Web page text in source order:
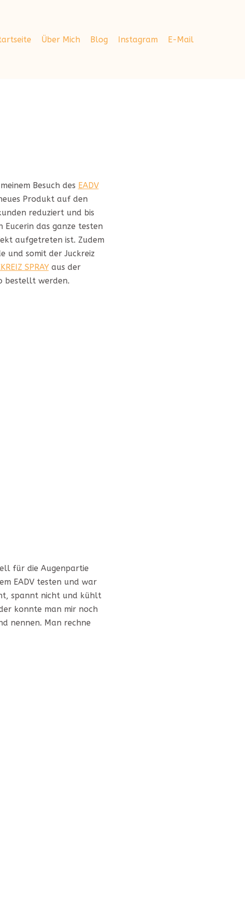
Über Mich Blog Instagram E-Mail
Besuch des EADV
Produkt auf den
reduziert und bis
das ganze testen
aufgetreten ist. Zudem
und somit der Juckreiz
SPRAYaus der
bestellt werden.
für die Augenpartie
EADV testen und war
spannt nicht und kühlt
konnte man mir noch
nennen. Man rechne